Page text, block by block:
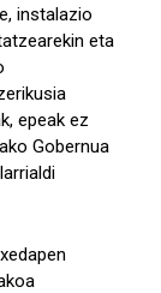
instalazio
eta
epeak ez
Gobernua